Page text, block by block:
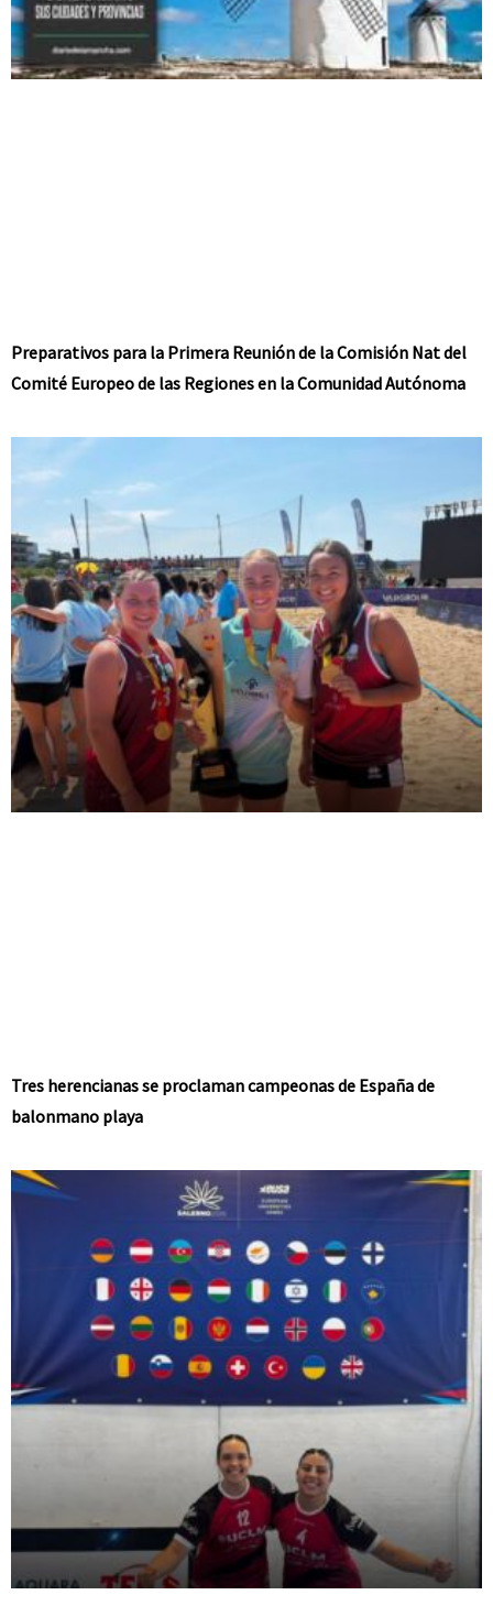
Preparativos para la Primera Reunión de la Comisión Nat del
Comité Europeo de las Regiones en la Comunidad Autónoma
Tres herencianas se proclaman campeonas de España de
balonmano playa